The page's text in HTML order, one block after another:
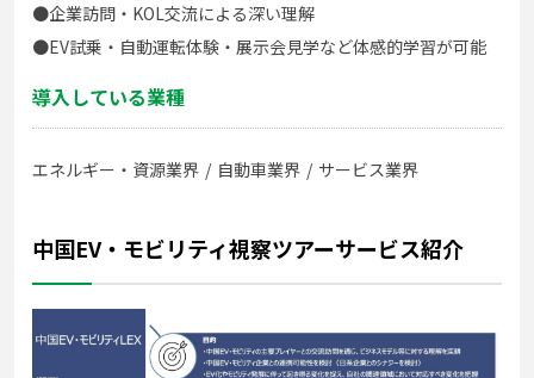
●企業訪問・KOL交流による深い理解
●EV試乗・自動運転体験・展示会見学など体感的学習が可能
導入している業種
エネルギー・資源業界 自動車業界 サービス業界
中国EV・モビリティ視察ツアーサービス紹介